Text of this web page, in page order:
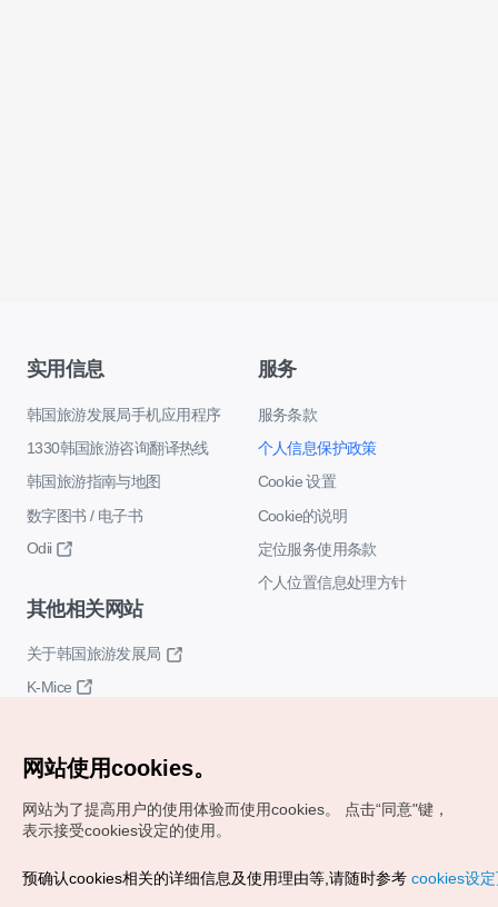
实用信息
韩国旅游发展局手机应用程序
1330韩国旅游咨询翻译热线
韩国旅游指南与地图
数字图书 / 电子书
Odii
服务
服务条款
个人信息保护政策
Cookie 设置
Cookie的说明
定位服务使用条款
个人位置信息处理方针
其他相关网站
关于韩国旅游发展局
K-Mice
Copyrights (c) 韩国旅游发展局版权所有
网站使用cookies。
网站为了提高用户的使用体验而使用cookies。
点击“同意"键，
表示接受cookies设定的使用。
预确认cookies相关的详细信息及使用理由等,请随时参考 cookies设